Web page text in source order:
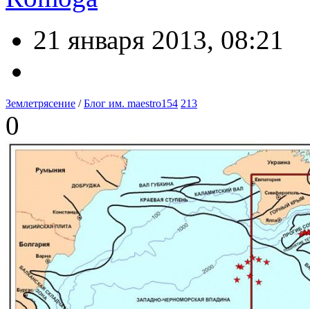
21 января 2013, 08:21
Землетрясение /Блог им. maestro154 213
0